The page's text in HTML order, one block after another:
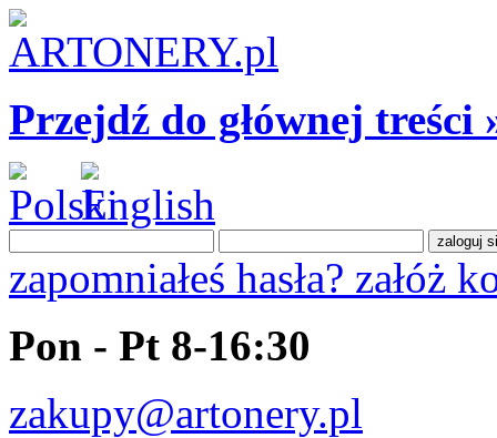
Przejdź do głównej treści
zapomniałeś hasła? załóż
Pon - Pt 8-16:30
zakupy@artonery.pl